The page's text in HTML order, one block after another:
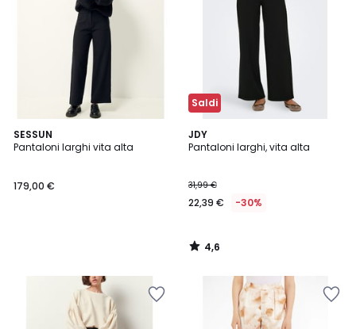
SESSUN
Pantaloni larghi vita alta
179,00 €
Saldi
JDY
Pantaloni larghi, vita alta
31,99 €
22,39 € -30%
4,6
/ 5
4,6
/